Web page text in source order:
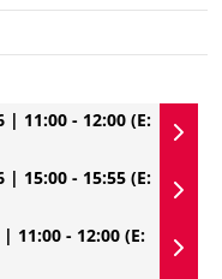
| 11:00 - 12:00 (E:
| 15:00 - 15:55 (E:
| 11:00 - 12:00 (E: